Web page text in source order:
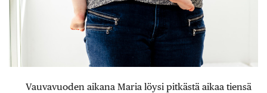
Vauvavuoden aikana Maria löysi pitkästä aikaa tiensä